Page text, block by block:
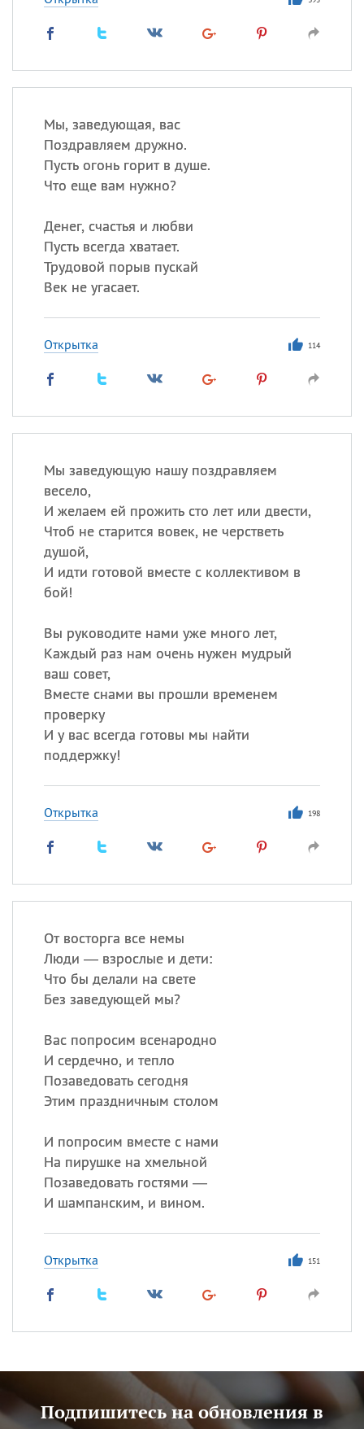
Мы, заведующая, вас
Поздравляем дружно.
Пусть огонь горит в душе.
Что еще вам нужно?
Денег, счастья и любви
Пусть всегда хватает.
Трудовой порыв пускай
Век не угасает.
Открытка 114
Мы заведующую нашу поздравляем
весело,
И желаем ей прожить сто лет или двести,
Чтоб не старится вовек, не черстветь
душой,
И идти готовой вместе с коллективом в
бой!
Вы руководите нами уже много лет,
Каждый раз нам очень нужен мудрый
ваш совет,
Вместе снами вы прошли временем
проверку
И у вас всегда готовы мы найти
поддержку!
Открытка 198
От восторга все немы
Люди — взрослые и дети:
Что бы делали на свете
Без заведующей мы?
Вас попросим всенародно
И сердечно, и тепло
Позаведовать сегодня
Этим праздничным столом
И попросим вместе с нами
На пирушке на хмельной
Позаведовать гостями —
И шампанским, и вином.
Открытка 151
Подпишитесь на обновления в